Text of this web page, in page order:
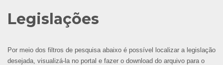
Legislações
Por meio dos filtros de pesquisa abaixo é possível localizar a legislação
desejada, visualizá-la no portal e fazer o download do arquivo para o